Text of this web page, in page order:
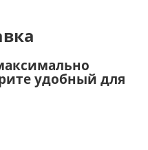
удобный для